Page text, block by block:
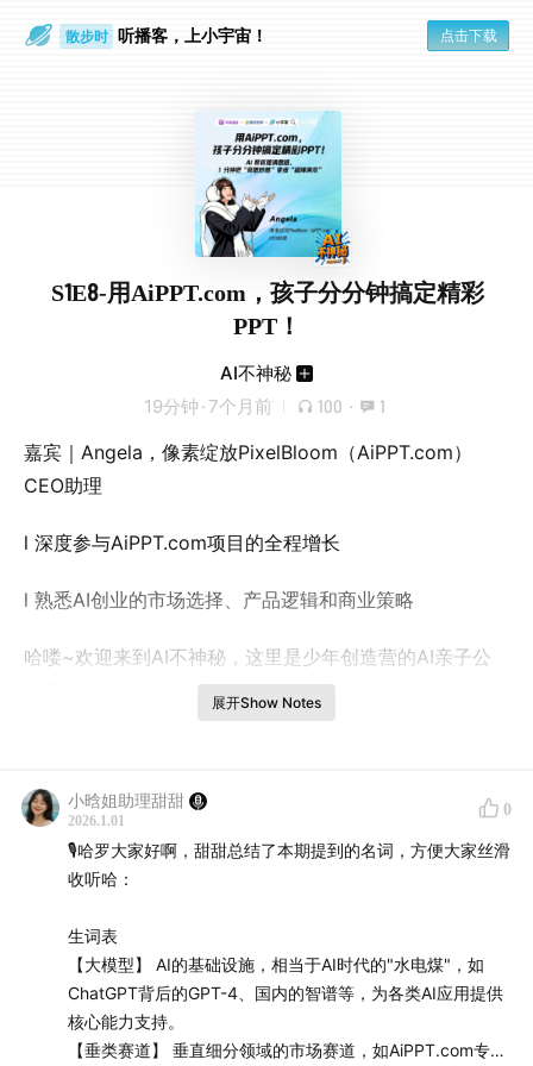
散步时 听播客，上小宇宙！ 点击下载
S1E8-用AiPPT.com，孩子分分钟搞定精彩
PPT！
AI不神秘
19分钟 · 7个月前 100 · 1
嘉宾｜Angela，像素绽放PixelBloom（AiPPT.com）
CEO助理
l 深度参与AiPPT.com项目的全程增长
l 熟悉AI创业的市场选择、产品逻辑和商业策略
哈喽~欢迎来到AI不神秘，这里是少年创造营的AI亲子公
一家创业公司如何在微软统治75%市场份额的办公赛道
中，用AI技术撕开一道裂缝，上线一个月就实现百万收
入，一年多时间获得全球2000万用户。Angela从产品逻
1厘米宽的地方砸出100米深度"的单点突破策略。她通
过"只卖汉堡不卖全家桶"的生动比喻，让孩子们理解差异
化竞争；用"专业用户vs小白用户"的概念，说明市场细分
的智慧；还现场展示了如何把大学校门做进PPT模板、如
展开Show Notes
小晗姐助理甜甜
2026.1.01
0
🎙️哈罗大家好啊，甜甜总结了本期提到的名词，方便大家丝滑
收听哈：
生词表
【大模型】 AI的基础设施，相当于AI时代的"水电煤"，如
ChatGPT背后的GPT-4、国内的智谱等，为各类AI应用提供
核心能力支持。
【垂类赛道】 垂直细分领域的市场赛道，如AiPPT.com专注